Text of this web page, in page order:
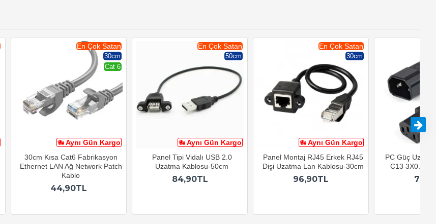
Aynı Gün Kargo
En Çok Satan
30cm
Cat 6
30cm Kısa Cat6 Fabrikasyon
Ethernet LAN Ağ Network Patch
Kablo
44,90TL
Aynı Gün Kargo
En Çok Satan
50cm
Panel Tipi Vidalı USB 2.0
Uzatma Kablosu-50cm
84,90TL
Aynı Gün Kargo
En Çok Satan
30cm
Panel Montaj RJ45 Erkek RJ45
Dişi Uzatma Lan Kablosu-30cm
96,90TL
PC Güç
C13